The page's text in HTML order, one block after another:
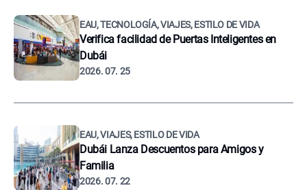
EAU, TECNOLOGÍA, VIAJES, ESTILO DE VIDA
Verifica facilidad de Puertas Inteligentes en
Dubái
2026. 07. 25
EAU, VIAJES, ESTILO DE VIDA
Dubái Lanza Descuentos para Amigos y
Familia
2026. 07. 22